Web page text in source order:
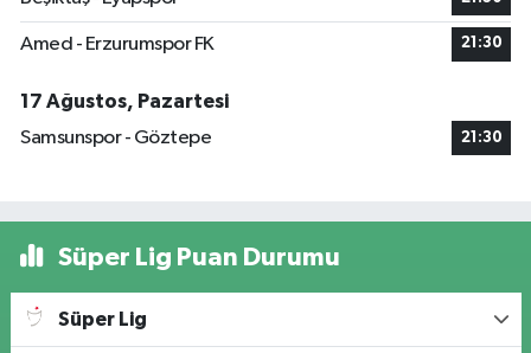
Amed - Erzurumspor FK 21:30
17 Ağustos, Pazartesi
Samsunspor - Göztepe
21:30
Süper Lig Puan Durumu
Süper Lig